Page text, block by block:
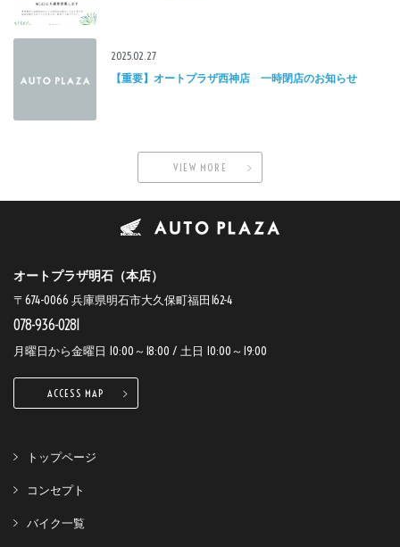
2025.02.27
【重要】オートプラザ西神店 一時閉店のお知らせ
VIEW MORE
オートプラザ明石（本店）
〒674-0066 兵庫県明石市大久保町福田162-4
078-936-0281
月曜日から金曜日 10:00～18:00 / 土日 10:00～19:00
ACCESS MAP
トップページ
コンセプト
バイク一覧